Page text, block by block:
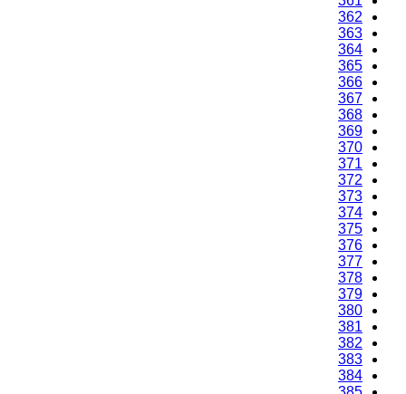
362
363
364
365
366
367
368
369
370
371
372
373
374
375
376
377
378
379
380
381
382
383
384